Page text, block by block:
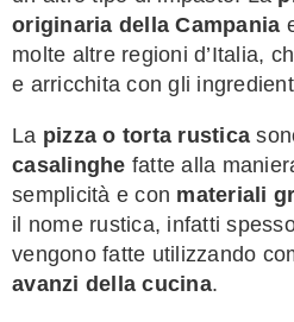
originaria della Campania
molte altre regioni d’Italia,
e arricchita con gli
La pizza o torta rustica
casalinghe fatte alla
semplicità e con materiali
il nome rustica, infatti
vengono fatte utilizzando
avanzi della cucina.